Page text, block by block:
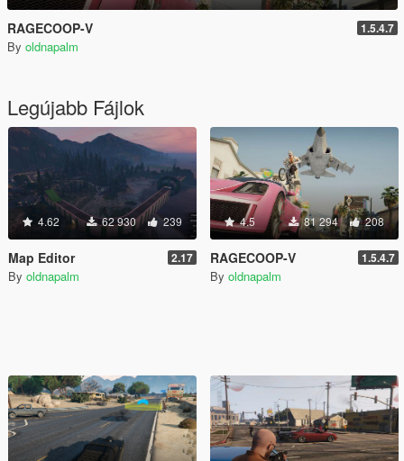
RAGECOOP-V 1.5.4.7
By oldnapalm
Legújabb Fájlok
4.62 62 930 239
Map Editor 2.17
By oldnapalm
4.5 81 294 208
RAGECOOP-V 1.5.4.7
By oldnapalm